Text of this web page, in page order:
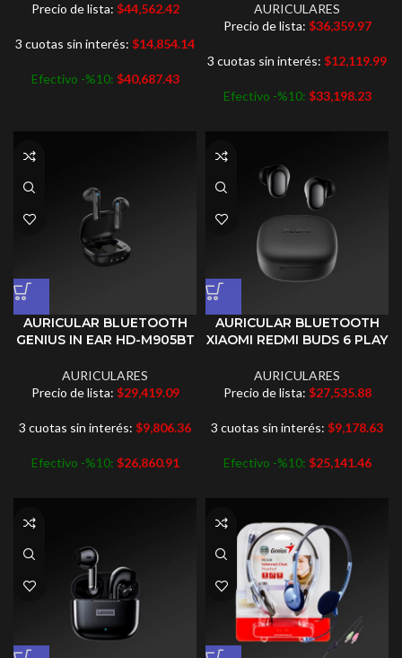
Precio de lista: $44,562.42
3 cuotas sin interés: $14,854.14
Efectivo -%10: $40,687.43
AURICULARES
Precio de lista: $36,359.97
3 cuotas sin interés: $12,119.99
Efectivo -%10: $33,198.23
AURICULAR BLUETOOTH
GENIUS IN EAR HD-M905BT
AURICULARES
Precio de lista: $29,419.09
3 cuotas sin interés: $9,806.36
Efectivo -%10: $26,860.91
AURICULAR BLUETOOTH
XIAOMI REDMI BUDS 6 PLAY
AURICULARES
Precio de lista: $27,535.88
3 cuotas sin interés: $9,178.63
Efectivo -%10: $25,141.46